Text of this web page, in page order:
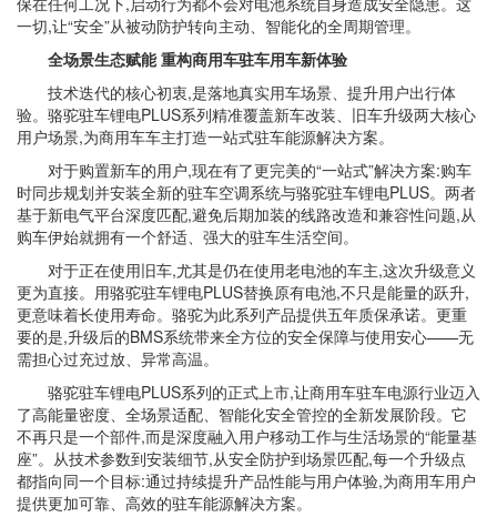
一切,让“安全”从被动防护转向主动、智能化的全周期管理。
全场景生态赋能 重构商用车驻车用车新体验
技术迭代的核心初衷,是落地真实用车场景、提升用户出行体
验。骆驼驻车锂电PLUS系列精准覆盖新车改装、旧车升级两大核心
用户场景,为商用车车主打造一站式驻车能源解决方案。
对于购置新车的用户,现在有了更完美的“一站式”解决方案:购车
时同步规划并安装全新的驻车空调系统与骆驼驻车锂电PLUS。两者
基于新电气平台深度匹配,避免后期加装的线路改造和兼容性问题,从
购车伊始就拥有一个舒适、强大的驻车生活空间。
对于正在使用旧车,尤其是仍在使用老电池的车主,这次升级意义
更为直接。用骆驼驻车锂电PLUS替换原有电池,不只是能量的跃升,
更意味着长使用寿命。骆驼为此系列产品提供五年质保承诺。更重
要的是,升级后的BMS系统带来全方位的安全保障与使用安心——无
需担心过充过放、异常高温。
骆驼驻车锂电PLUS系列的正式上市,让商用车驻车电源行业迈入
了高能量密度、全场景适配、智能化安全管控的全新发展阶段。它
不再只是一个部件,而是深度融入用户移动工作与生活场景的“能量基
座”。从技术参数到安装细节,从安全防护到场景匹配,每一个升级点
都指向同一个目标:通过持续提升产品性能与用户体验,为商用车用户
提供更加可靠、高效的驻车能源解决方案。